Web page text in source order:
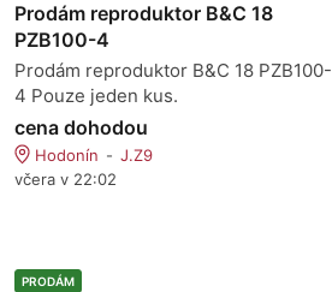
Prodám reproduktor B&C 18
PZB100-4
Prodám reproduktor B&C 18 PZB100-
4 Pouze jeden kus.
cena dohodou
Hodonín
J.Z9
včera v 22:02
PRODÁM